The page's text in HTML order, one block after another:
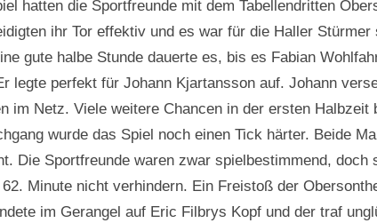
hatten die Sportfreunde mit dem Tabellendritten
ihr Tor effektiv und es war für die Haller Stürmer
gute halbe Stunde dauerte es, bis es Fabian
legte perfekt für Johann Kjartansson auf. Johann
im Netz. Viele weitere Chancen in der ersten Halbzeit
wurde das Spiel noch einen Tick härter. Beide
Die Sportfreunde waren zwar spielbestimmend, doch
Minute nicht verhindern. Ein Freistoß der
im Gerangel auf Eric Filbrys Kopf und der traf